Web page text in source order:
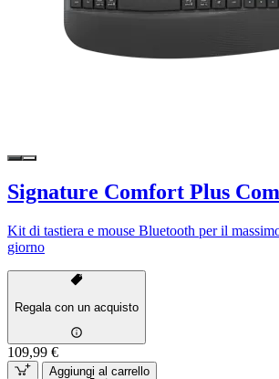
Signature Comfort Plus
Kit di tastiera e mouse Bluetooth per il
giorno
Regala con un acquisto
109,99 €
Aggiungi al carrello